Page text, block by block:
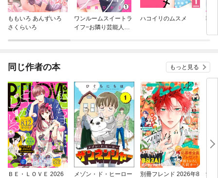
ももいろ あんずいろ
さくらいろ
ワンルームスイートラ
イフ−お隣り芸能人と
ハコイリのムスメ 職
同じ作者の本 もっと見る
ＢＥ・ＬＯＶＥ 2026
メゾン・ド・ヒーロー
別冊フレンド 2026年8
愛